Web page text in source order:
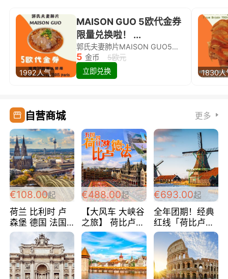
1992人气
MAISON GUO 5欧代金券
限量兑换啦！ ...
郭氏夫妻肺片MAISON GUO5欧代金券限量兑换啦！
5 金币
5欧元
立即兑换
1830人
自营商城 更多
€108.00起
荷兰 比利时 卢
森堡 德国 法国
超爽玩遍西欧 循
环线 全程四星宾
馆 108欧/人/天
€488.00起
【大风车 大峡谷
之旅】 荷比卢德
法 巴黎上下 经
典五国四日游
488欧/人
€693.00起
全年团期！经典
红线「荷比卢德
法」七天循环 五
国 仅售99欧/人/
天！巴黎上下！
包拼房~